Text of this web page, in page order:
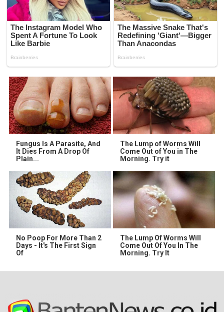
Fungus Is A Parasite, And
It Dies From A Drop Of
Plain...
The Lump of Worms Will
Come Out of You in The
Morning. Try it
No Poop For More Than 2
Days - It's The First Sign
Of
The Lump Of Worms Will
Come Out Of You In The
Morning. Try It